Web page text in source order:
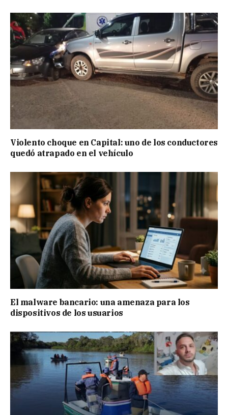
Violento choque en Capital: uno de los conductores
quedó atrapado en el vehículo
El malware bancario: una amenaza para los
dispositivos de los usuarios